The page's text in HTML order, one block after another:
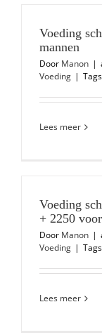
Voeding
mannen
Door Manon |
Voeding |
Lees meer
Voeding
+ 2250
Door Manon |
Voeding |
Lees meer